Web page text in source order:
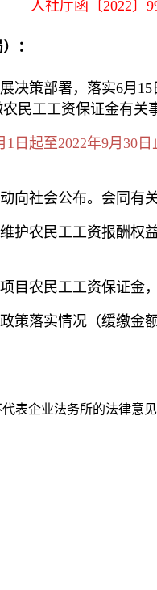
人社厅函〔2022〕
：
决策部署，落实6月
民工工资保证金有关
日起至2022年9月30日
社会公布。会同有
护农民工工资报酬
目农民工工资保证金
策落实情况（缓缴金
企业法务所的法律意